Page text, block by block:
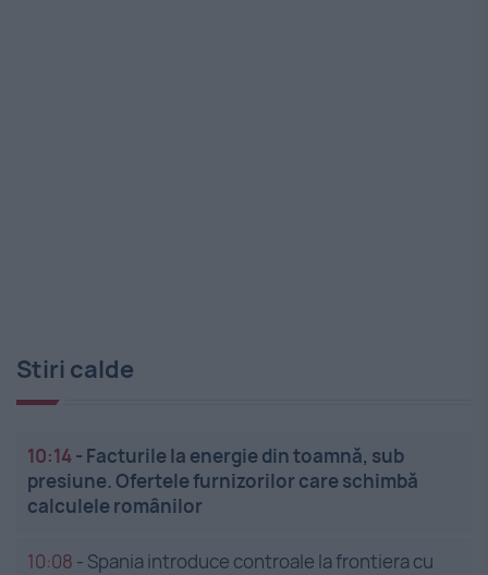
Stiri calde
10:14- Facturile la energie din toamnă, sub
presiune. Ofertele furnizorilor care schimbă
calculele românilor
10:08 - Spania introduce controale la frontiera cu